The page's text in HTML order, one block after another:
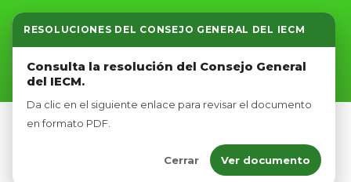
RESOLUCIONES DEL CONSEJO GENERAL DEL IECM
Consulta la resolución del Consejo General
del IECM.
Da clic en el siguiente enlace para revisar el documento
en formato PDF.
Cerrar Ver documento
Inicio
Nosotros
Afíliate
DIPUTADOS VERDES CDMX